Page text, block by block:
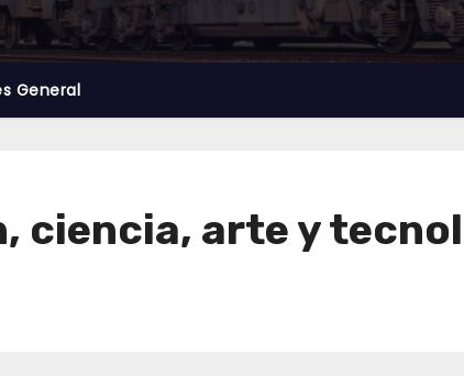
General
ciencia, arte y